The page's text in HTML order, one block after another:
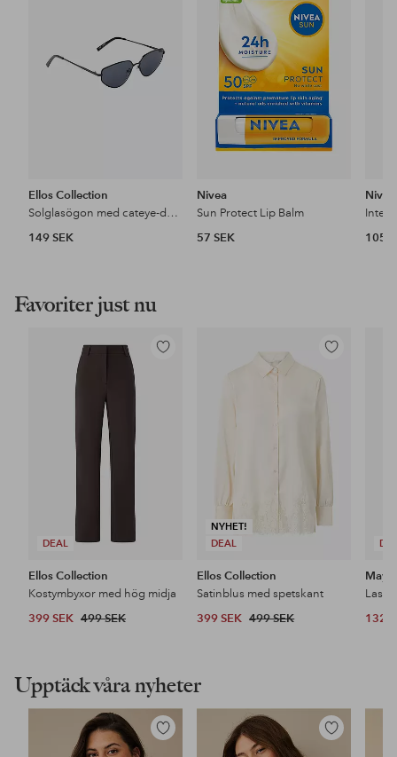
Ellos Collection
Solglasögon med cateye-design
149 SEK
i
favoriter
Nivea
Sun Protect Lip Balm
57 SEK
Nivea
105
Favoriter just nu
DEAL
Lägg
Ellos Collection
Kostymbyxor med hög midja
399 SEK 499 SEK
NYHET!
DEAL
Lägg
i
Ellos Collection
Satinblus med spetskant
399 SEK 499 SEK 132
Upptäck våra nyheter
Lägg
Lägg